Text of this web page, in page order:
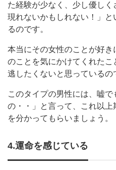
た経験が少なく、少し優し
現れないかもしれない！」と
るのです。
本当にその女性のことが好
のことを気にかけてくれた
逃したくないと思っているの
このタイプの男性には、嘘
の・・」と言って、これ以
を分かってもらいましょう。
4.運命を感じている